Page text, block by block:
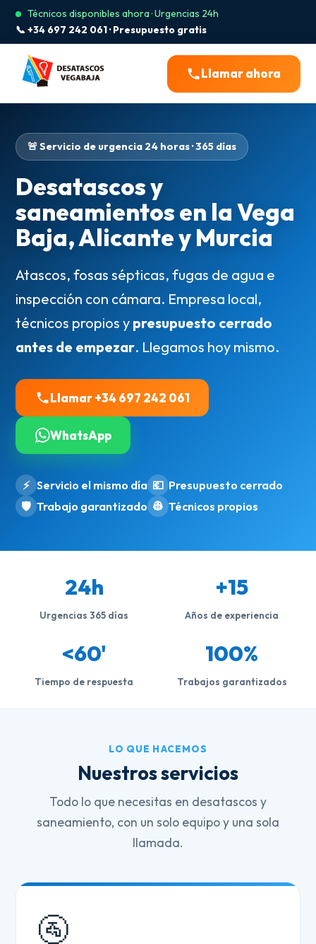
Técnicos disponibles ahora · Urgencias 24h
📞 +34 697 242 061 · Presupuesto gratis
Llamar ahora
🚨 Servicio de urgencia 24 horas · 365 días
Desatascos y
saneamientos en la Vega
Baja, Alicante y Murcia
Atascos, fosas sépticas, fugas de agua e
inspección con cámara. Empresa local,
técnicos propios y presupuesto cerrado
antes de empezar. Llegamos hoy mismo.
Llamar +34 697 242 061
WhatsApp
⚡ Servicio el mismo día 💶 Presupuesto cerrado
🛡️ Trabajo garantizado 👷 Técnicos propios
24h
Urgencias 365 días
+15
Años de experiencia
<60'
Tiempo de respuesta
100%
Trabajos garantizados
LO QUE HACEMOS
Nuestros servicios
Todo lo que necesitas en desatascos y
saneamiento, con un solo equipo y una sola
llamada.
🚰